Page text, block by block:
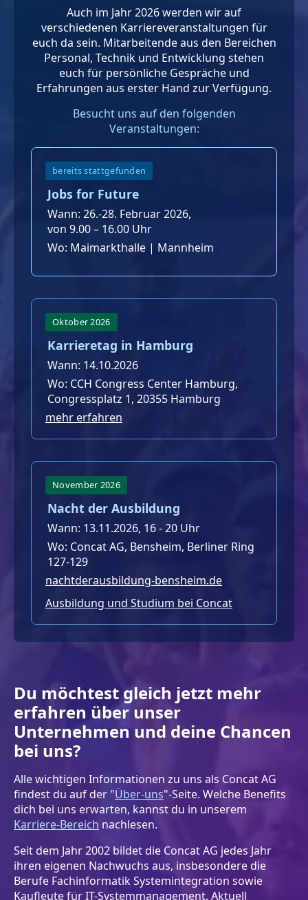
Auch im Jahr 2026 werden wir auf
verschiedenen Karriereveranstaltungen für
euch da sein. Mitarbeitende aus den Bereichen
Personal, Technik und Entwicklung stehen
euch für persönliche Gespräche und
Erfahrungen aus erster Hand zur Verfügung.
Besucht uns auf den folgenden
Veranstaltungen:
bereits stattgefunden
Jobs for Future
Wann: 26.-28. Februar 2026,
von 9.00 – 16.00 Uhr
Wo: Maimarkthalle | Mannheim
Oktober 2026
Karrieretag in Hamburg
Wann: 14.10.2026
Wo: CCH Congress Center Hamburg,
Congressplatz 1, 20355 Hamburg
mehr erfahren
November 2026
Nacht der Ausbildung
Wann: 13.11.2026, 16 - 20 Uhr
Wo: Concat AG, Bensheim, Berliner Ring
127-129
nachtderausbildung-bensheim.de
Ausbildung und Studium bei Concat
Du möchtest gleich jetzt mehr
erfahren über unser
Unternehmen und deine Chancen
bei uns?
Alle wichtigen Informationen zu uns als Concat AG
findest du auf der "Über-uns"-Seite. Welche Benefits
dich bei uns erwarten, kannst du in unserem
Karriere-Bereich nachlesen.
Seit dem Jahr 2002 bildet die Concat AG jedes Jahr
ihren eigenen Nachwuchs aus, insbesondere die
Berufe Fachinformatik Systemintegration sowie
Kaufleute für IT-Systemmanagement. Aktuell